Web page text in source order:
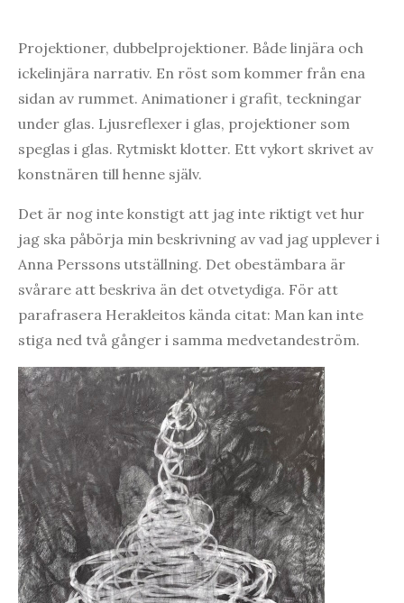
Projektioner, dubbelprojektioner. Både linjära och
ickelinjära narrativ. En röst som kommer från ena
sidan av rummet. Animationer i grafit, teckningar
under glas. Ljusreflexer i glas, projektioner som
speglas i glas. Rytmiskt klotter. Ett vykort skrivet av
konstnären till henne själv.
Det är nog inte konstigt att jag inte riktigt vet hur
jag ska påbörja min beskrivning av vad jag upplever i
Anna Perssons utställning. Det obestämbara är
svårare att beskriva än det otvetydiga. För att
parafrasera Herakleitos kända citat: Man kan inte
stiga ned två gånger i samma medvetandeström.